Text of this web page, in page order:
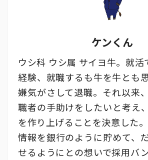
ケンくん
ウシ科 ウシ属 サイヨ牛。就活
経験、就職するも牛を牛とも
嫌気がさして退職。それ以来
職者の手助けをしたいと考え
を作り上げることを決意した
情報を銀行のように貯めて、
せるようにとの想いで採用バ